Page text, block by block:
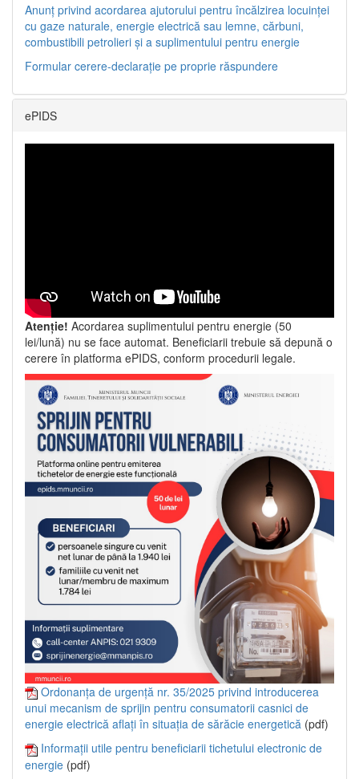
Anunț privind acordarea ajutorului pentru încălzirea locuinței
cu gaze naturale, energie electrică sau lemne, cărbuni,
combustibili petrolieri și a suplimentului pentru energie
Formular cerere-declarație pe proprie răspundere
ePIDS
Atenție! Acordarea suplimentului pentru energie (50
lei/lună) nu se face automat. Beneficiarii trebuie să depună o
cerere în platforma ePIDS, conform procedurii legale.
Ordonanța de urgență nr. 35/2025 privind introducerea
unui mecanism de sprijin pentru consumatorii casnici de
energie electrică aflați în situația de sărăcie energetică (pdf)
Informații utile pentru beneficiarii tichetului electronic de
energie (pdf)